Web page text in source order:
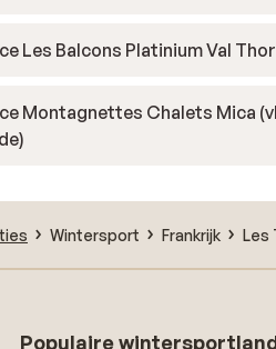
Les Balcons Platinium Val
Montagnettes Chalets Mica
Wintersport Frankrijk Les
Populaire